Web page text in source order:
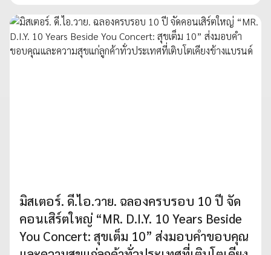
มิสเตอร์. ดี.ไอ.วาย. ฉลองครบรอบ 10 ปี จัด
คอนเสิร์ตใหญ่ “MR. D.I.Y. 10 Years Beside
You Concert: สุขเต็ม 10” ส่งมอบคำขอบคุณ